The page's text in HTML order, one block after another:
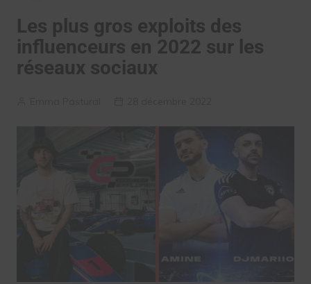
Les plus gros exploits des
influenceurs en 2022 sur les
réseaux sociaux